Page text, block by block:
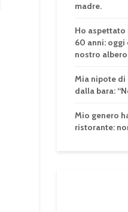
madre.
Ho aspettato
60 anni:
nostro albero
Mia nipote di
dalla bara:
Mio genero
ristorante: